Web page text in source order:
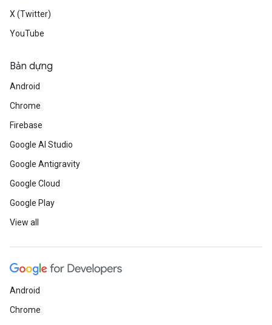
X (Twitter)
YouTube
Bản dựng
Android
Chrome
Firebase
Google AI Studio
Google Antigravity
Google Cloud
Google Play
View all
Android
Chrome